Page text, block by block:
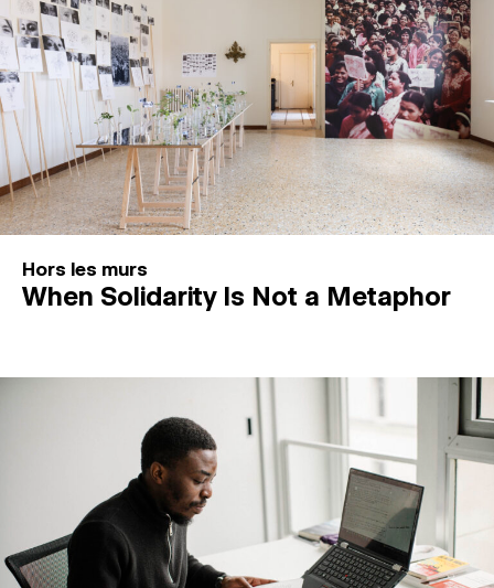
Hors les murs
When Solidarity Is Not a Metaphor